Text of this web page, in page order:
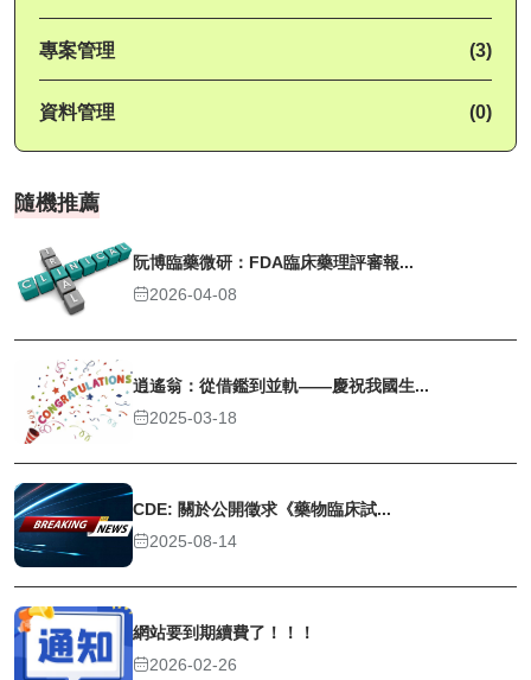
專案管理 (3)
資料管理 (0)
隨機推薦
阮博臨藥微研：FDA臨床藥理評審報...
2026-04-08
逍遙翁：從借鑑到並軌——慶祝我國生...
2025-03-18
CDE: 關於公開徵求《藥物臨床試...
2025-08-14
網站要到期續費了！！！
2026-02-26